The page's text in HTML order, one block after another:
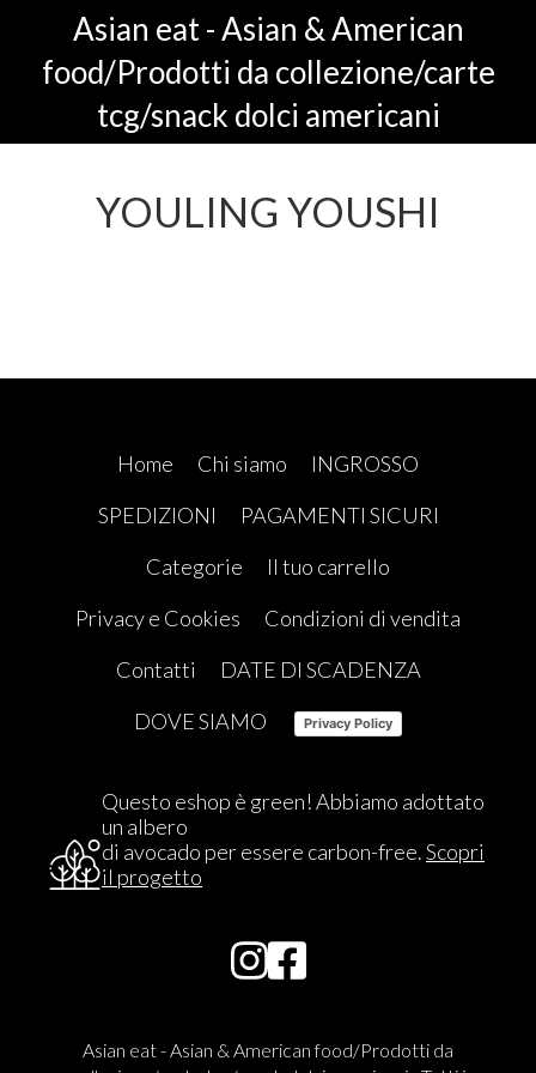
Asian eat - Asian & American
food/Prodotti da collezione/carte
tcg/snack dolci americani
YOULING YOUSHI
Home Chi siamo
INGROSSO
SPEDIZIONI
PAGAMENTI SICURI
Categorie
Il tuo carrello
Privacy e Cookies
Condizioni di vendita
Contatti
DATE DI SCADENZA
DOVE SIAMO
Privacy Policy
Questo eshop è green! Abbiamo adottato
un albero
di avocado per essere carbon-free.Scopri
il progetto
Asian eat - Asian & American food/Prodotti da